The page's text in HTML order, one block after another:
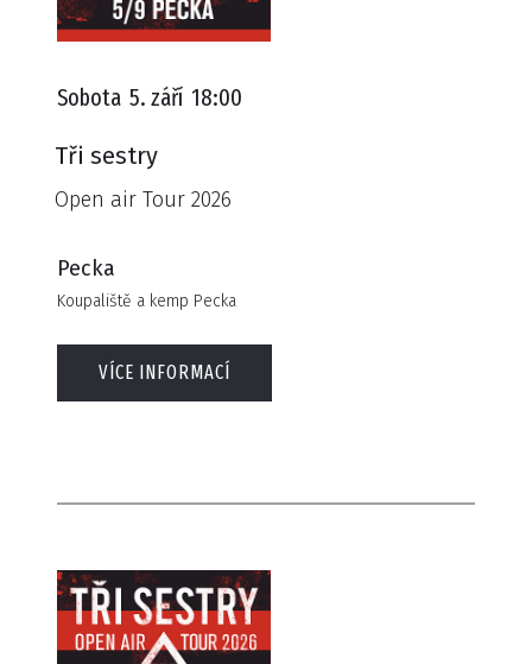
Sobota 5. září 18:00
Tři sestry
Open air Tour 2026
Pecka
Koupaliště a kemp Pecka
VÍCE INFORMACÍ